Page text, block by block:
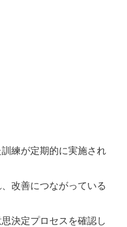
練が定期的に実施され
改善につながっている
決定プロセスを確認し